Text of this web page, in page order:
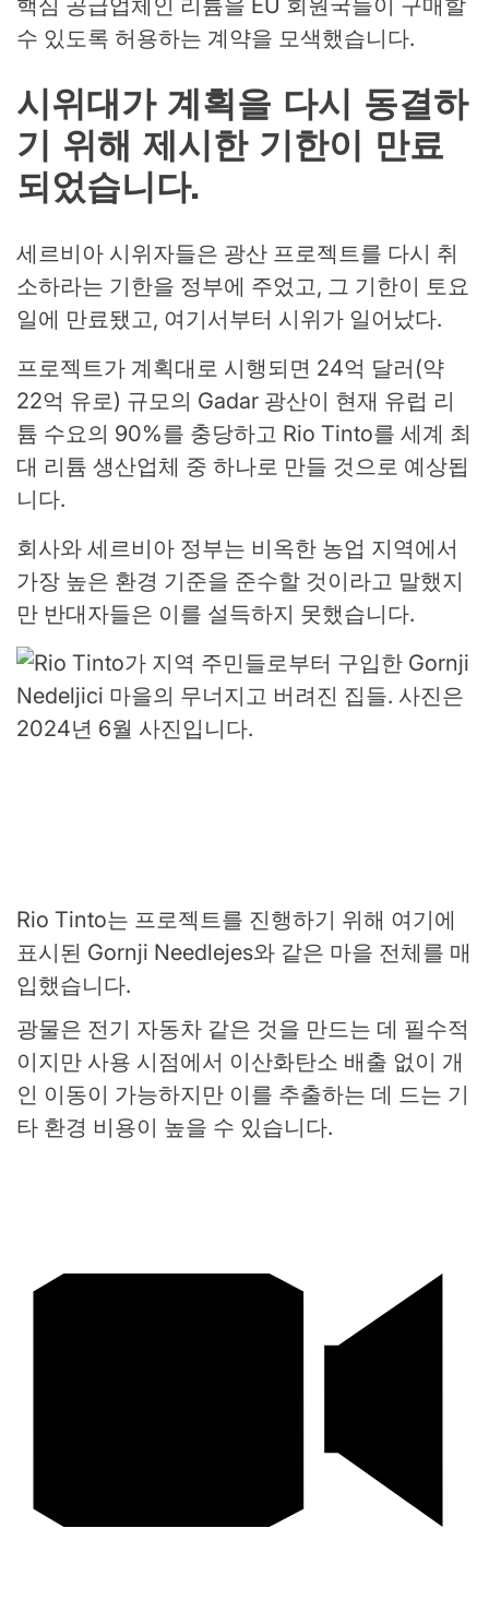
수 있도록 허용하는 계약을 모색했습니다.
시위대가 계획을 다시 동결하
기 위해 제시한 기한이 만료
되었습니다.
세르비아 시위자들은 광산 프로젝트를 다시 취
소하라는 기한을 정부에 주었고, 그 기한이 토요
일에 만료됐고, 여기서부터 시위가 일어났다.
프로젝트가 계획대로 시행되면 24억 달러(약
22억 유로) 규모의 Gadar 광산이 현재 유럽 리
튬 수요의 90%를 충당하고 Rio Tinto를 세계 최
대 리튬 생산업체 중 하나로 만들 것으로 예상됩
니다.
회사와 세르비아 정부는 비옥한 농업 지역에서
가장 높은 환경 기준을 준수할 것이라고 말했지
만 반대자들은 이를 설득하지 못했습니다.
Rio Tinto는 프로젝트를 진행하기 위해 여기에
표시된 Gornji Needlejes와 같은 마을 전체를 매
입했습니다.
광물은 전기 자동차 같은 것을 만드는 데 필수적
이지만 사용 시점에서 이산화탄소 배출 없이 개
인 이동이 가능하지만 이를 추출하는 데 드는 기
타 환경 비용이 높을 수 있습니다.